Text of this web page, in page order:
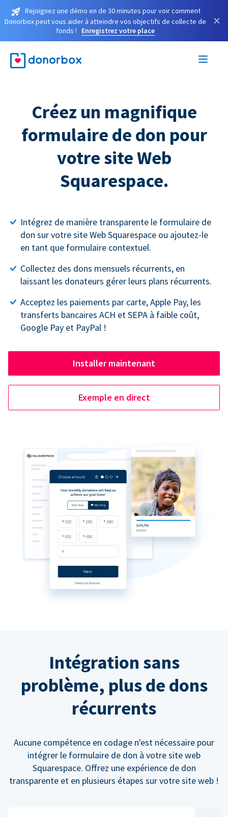
Rejoignez une démo en de 30 minutes pour voir comment
Donorbox peut vous aider à atteindre vos objectifs de collecte de
fonds !
Enregistrez votre place
×
Créez un magnifique
formulaire de don pour
votre site Web
Squarespace.
Intégrez de manière transparente le formulaire de
don sur votre site Web Squarespace ou ajoutez-le
en tant que formulaire contextuel.
Collectez des dons mensuels récurrents, en
laissant les donateurs gérer leurs plans récurrents.
Acceptez les paiements par carte, Apple Pay, les
transferts bancaires ACH et SEPA à faible coût,
Google Pay et PayPal !
Installer maintenant
Exemple en direct
Intégration sans
problème, plus de dons
récurrents
Aucune compétence en codage n'est nécessaire pour
intégrer le formulaire de don à votre site web
Squarespace. Offrez une expérience de don
transparente et en plusieurs étapes sur votre site web !